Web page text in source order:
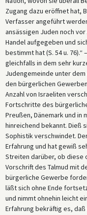
Zugang dazu eröffnet hat,
Verfasser angeführt
ansässigen Juden noch
Handel aufgegeben und
bestimmt hat (S. 54 u. 76).“
gleichfalls in dem sehr
Judengemeinde unter
den bürgerlichen
Anzahl von Israeliten
Fortschritte des
Preußen, Dänemark und in
hinreichend bekannt. Dieß
Sophistik verschwindet.
Erfahrung und hat gewiß
Streiten darüber, ob diese
Vorschrift des Talmud mit
bürgerliche Gewerbe
läßt sich ohne Ende
und nimmt ohnehin leicht
Erfahrung bekräftig es,